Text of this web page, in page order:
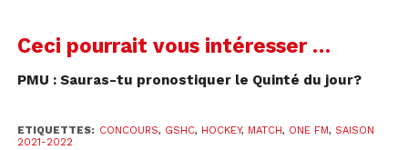
Ceci pourrait vous intéresser …
PMU : Sauras-tu pronostiquer le Quinté du jour?
ETIQUETTES: CONCOURS, GSHC, HOCKEY, MATCH, ONE FM, SAISON
2021-2022